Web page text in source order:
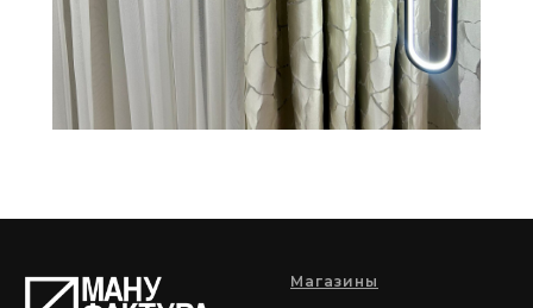
Магазины